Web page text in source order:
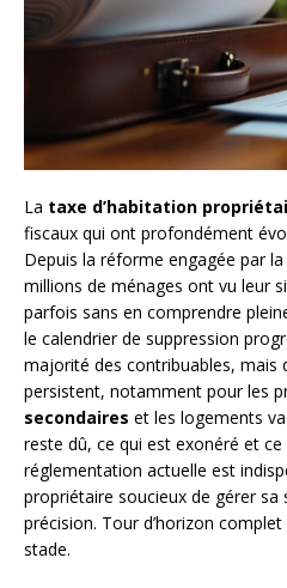
La taxe d’habitation
fiscaux qui ont profondément
Depuis la réforme engagée par la
millions de ménages ont vu leur
parfois sans en comprendre
le calendrier de suppression
majorité des contribuables, mais
persistent, notamment pour les
secondaires et les logements
reste dû, ce qui est exonéré et
réglementation actuelle est
propriétaire soucieux de gérer sa
précision. Tour d’horizon
stade.